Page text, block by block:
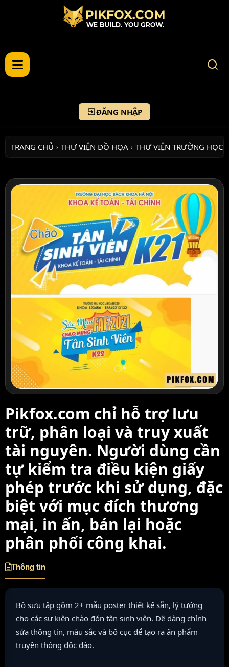
ĐĂNG NHẬP
TRANG CHỦ › THƯ VIỆN ĐỒ HỌA › THƯ VIỆN TRƯỜNG HỌC
Pikfox.com chỉ hỗ trợ lưu
trữ, phân loại và truy xuất
tài nguyên. Người dùng cần
tự kiểm tra điều kiện giấy
phép trước khi sử dụng, đặc
biệt với mục đích thương
mại, in ấn, bán lại hoặc
phân phối công khai.
Thông tin
Bộ sưu tập gồm 2+ mẫu poster thiết kế sẵn, lý tưởng
cho các sự kiện chào đón tân sinh viên. Dễ dàng chỉnh
sửa thông tin, màu sắc và bố cục để tạo ra ấn phẩm
truyền thông độc đáo.